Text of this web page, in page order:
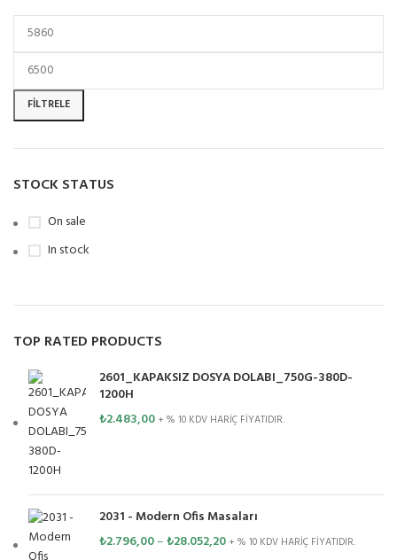
FILTRELE
STOCK STATUS
On sale
In stock
TOP RATED PRODUCTS
2601_KAPAKSIZ DOSYA DOLABI_750G-380D-
1200H
₺2.483,00 + % 10 KDV HARİÇ FİYATIDIR.
2031 - Modern Ofis Masaları
₺2.796,00–₺28.052,20 + % 10 KDV HARİÇ FİYATIDIR.